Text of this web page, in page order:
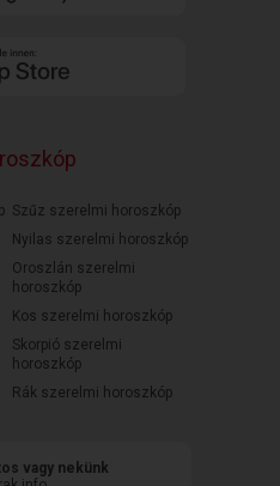
Szűz szerelmi horoszkóp
Nyilas szerelmi horoszkóp
Oroszlán szerelmi
horoszkóp
Kos szerelmi horoszkóp
Skorpió szerelmi
horoszkóp
Rák szerelmi horoszkóp
vagy nekünk